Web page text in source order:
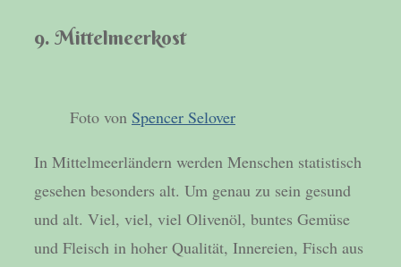
9. Mittelmeerkost
Foto von Spencer Selover
In Mittelmeerländern werden Menschen statistisch
gesehen besonders alt. Um genau zu sein gesund
und alt. Viel, viel, viel Olivenöl, buntes Gemüse
und Fleisch in hoher Qualität, Innereien, Fisch aus